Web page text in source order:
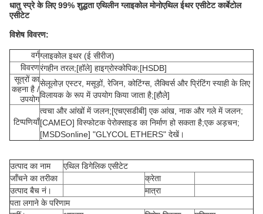
धातु स्प्रे के लिए 99% शुद्धता एथिलीन ग्लाइकोल मोनोएथिल ईथर एसीटेट कार्बेटोल
एसीटेट
विशेष विवरण:
वर्गग्लाइकोल इथर (ई सीरीज)
विवरणरंगहीन तरल;[हॉले] हाइग्रोस्कोपिक;[HSDB]
सूत्रों का
कहना है /
उपयोग
सेलूलोज़ एस्टर, मसूड़ों, रेजिन, कोटिंग्स, लैक्विर्स और प्रिंटिंग स्याही के लिए
विलायक के रूप में उपयोग किया जाता है;[हौले]
टिप्पणियाँ
त्वचा और आंखों में जलन;[एचएसडीबी] एक आंख, नाक और गले में जलन;
[CAMEO] विस्फोटक पेरोक्साइड का निर्माण हो सकता है;एक अड़चन;
[MSDSonline] "GLYCOL ETHERS" देखें।
उत्पाद का नाम
एथिल डिगेलिक एसीटेट
जाँचने का तरीका
क्रेता
उत्पाद बैच नं।
मात्रा
पता लगाने के परिणाम